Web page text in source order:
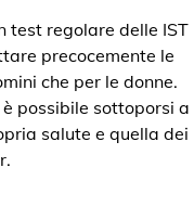
test regolare delle IST
precocemente le
che per le donne.
possibile sottoporsi a
salute e quella dei